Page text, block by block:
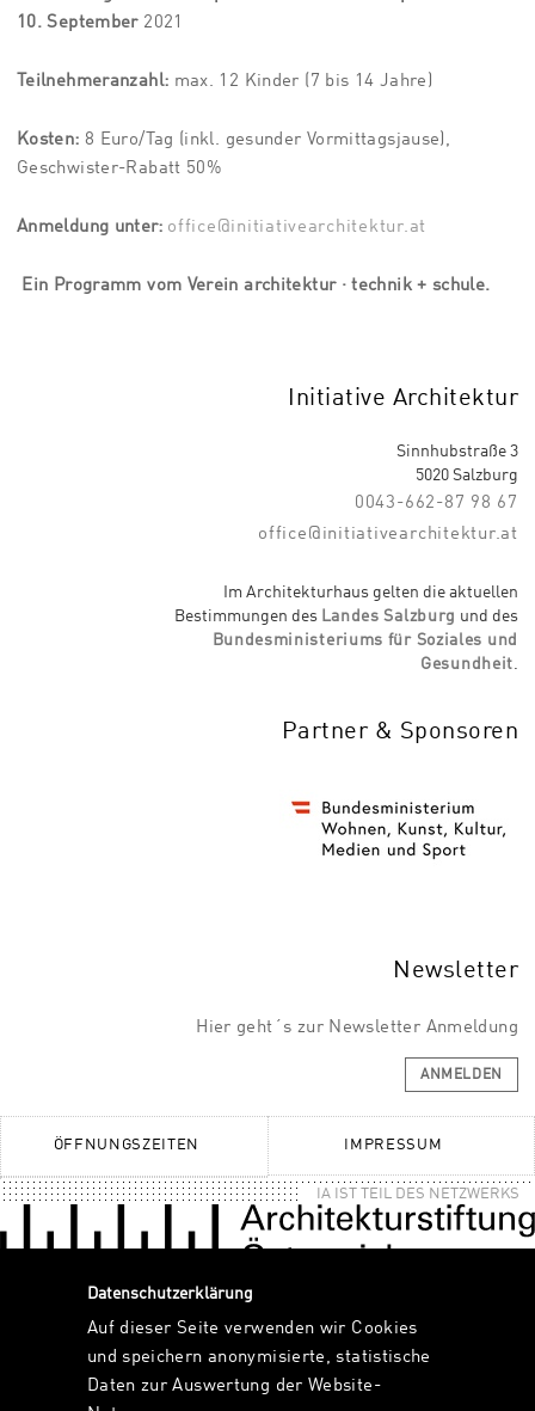
10. September 2021
Teilnehmeranzahl: max. 12 Kinder (7 bis 14 Jahre)
Kosten: 8 Euro/Tag (inkl. gesunder Vormittagsjause),
Geschwister-Rabatt 50%
Anmeldung unter: office@initiativearchitektur.at
Ein Programm vom Verein architektur · technik + schule.
Initiative Architektur
Sinnhubstraße 3
5020 Salzburg
0043-662-87 98 67
office@initiativearchitektur.at
Im Architekturhaus gelten die aktuellen
Bestimmungen des Landes Salzburg und des
Bundesministeriums für Soziales und
Gesundheit
Partner & Sponsoren
Newsletter
Hier geht´s zur Newsletter Anmeldung
ANMELDEN
ÖFFNUNGSZEITEN IMPRESSUM
IA IST TEIL DES NETZWERKS
Datenschutzerklärung
Auf dieser Seite verwenden wir Cookies
und speichern anonymisierte, statistische
Daten zur Auswertung der Website-